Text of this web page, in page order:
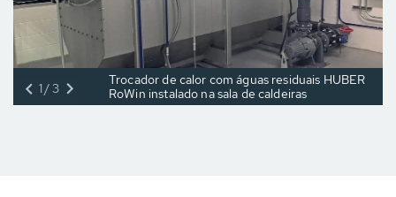
Trocador de calor com águas residuais HUBER
RoWin instalado na sala de caldeiras
1/3